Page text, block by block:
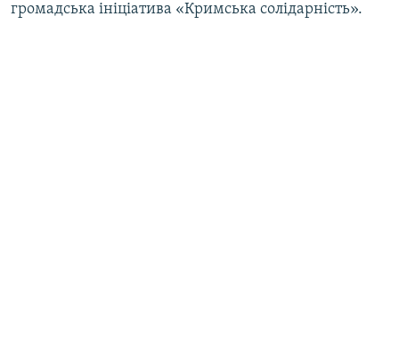
громадська ініціатива «Кримська солідарність».